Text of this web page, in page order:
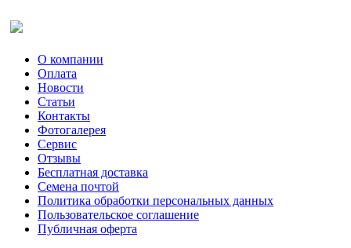
Тмин
Трава для чая
Туласи
Укроп
Фенхель пряный
Хризантема овощная
Цикорий пряный
Цикорий салатный (Витлуф)
Черемша
Шпинат
Щавель
Эндивий
Эстрагон
О компании
Оплата
Новости
Статьи
Контакты
Фотогалерея​
Сервис
Отзывы
Бесплатная доставка
Семена почтой
Политика обработки персональных данных
Пользовательское соглашение
Публичная оферта